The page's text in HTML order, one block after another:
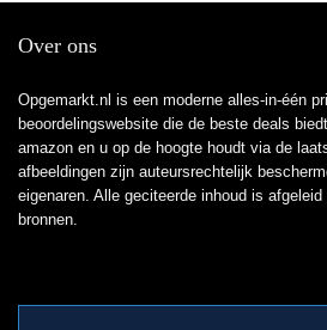
Over ons
Opgemarkt.nl is een moderne alles-in-één
beoordelingswebsite die de beste deals
amazon en u op de hoogte houdt via de
afbeeldingen zijn auteursrechtelijk
eigenaren. Alle geciteerde inhoud is
bronnen.